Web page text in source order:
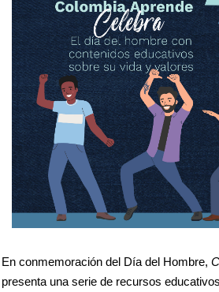
En conmemoración del Día del Hombre,
presenta una serie de recursos